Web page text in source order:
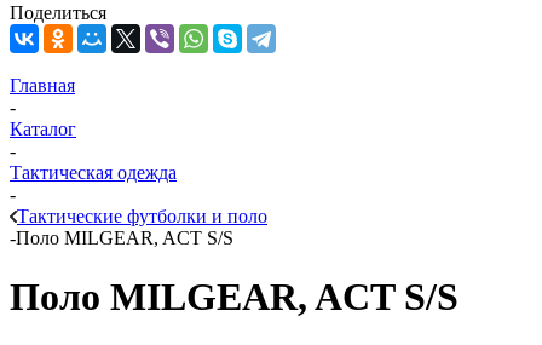
Поделиться
Главная
-
Каталог
-
Тактическая одежда
-
Тактические футболки и поло
-Поло MILGEAR, ACT S/S
Поло MILGEAR, ACT S/S